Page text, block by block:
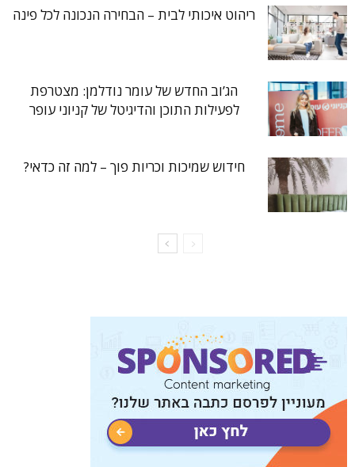
ריהוט איכותי לבית – הבחירה הנכונה לכל פינה
הג’וב החדש של עומר נודלמן: מצטרפת
לפעילות התוכן והדיגיטל של קניוני עופר
חידוש שמיכות וכריות פוך – למה זה כדאי?